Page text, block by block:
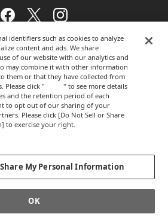
Facebook
TwitterInstagram
について
identifiers such as cookies to analyze
content and ads. We share
of our website with our analytics and
may combine it with other information
them or that they have collected from
Please click "
here" to see more details
and the retention period of each
to opt out of our sharing of your
Please click [Do Not Sell or Share
to exercise your right.
My Personal Information
OK